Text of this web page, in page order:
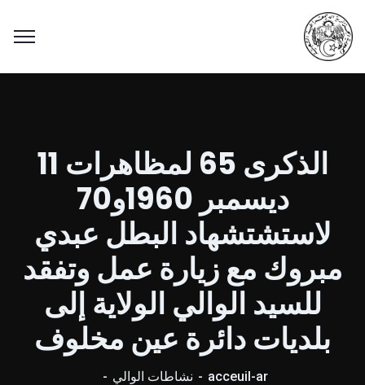
الذكرى 65 لمظاهرات 11
ديسمبر 1960و70
لاستشتشهاد البطل عبدي
مبروك مع زيارة عمل وتفقد
للسيد الوالي الولاية إلى
بلديات دائرة عين مخلوف
acceuil-ar
نشاطات الوالي